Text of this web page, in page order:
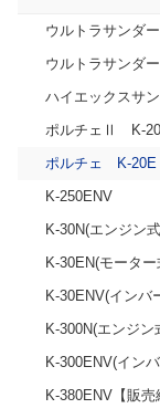
ウルトラサンダ
ウルトラサンダ
ハイエックスサ
ポルチェⅡ K-
ポルチェ K-20E
K-250ENV
K-30N(エンジン
K-30EN(モーター
K-30ENV(インバ
K-300N(エンジン
K-300ENV(イン
K-380ENV【販売